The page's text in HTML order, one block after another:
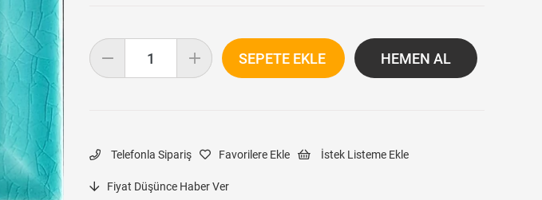
Telefonla Sipariş Favorilere Ekle İstek Listeme Ekle
Fiyat Düşünce Haber Ver